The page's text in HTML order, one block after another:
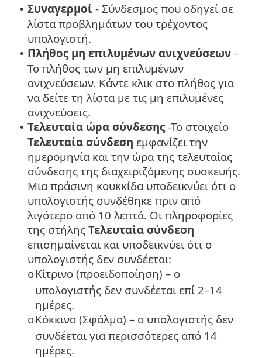
• Συναγερμοί - Σύνδεσμος που οδηγεί σε
λίστα προβλημάτων του τρέχοντος
υπολογιστή.
• Πλήθος μη επιλυμένων ανιχνεύσεων -
Το πλήθος των μη επιλυμένων
ανιχνεύσεων. Κάντε κλικ στο πλήθος για
να δείτε τη λίστα με τις μη επιλυμένες
ανιχνεύσεις.
• Τελευταία ώρα σύνδεσης -Το στοιχείο
Τελευταία σύνδεση εμφανίζει την
ημερομηνία και την ώρα της τελευταίας
σύνδεσης της διαχειριζόμενης συσκευής.
Μια πράσινη κουκκίδα υποδεικνύει ότι ο
υπολογιστής συνδέθηκε πριν από
λιγότερο από 10 λεπτά. Οι πληροφορίες
της στήλης Τελευταία σύνδεση
επισημαίνεται και υποδεικνύει ότι ο
υπολογιστής δεν συνδέεται:
oΚίτρινο (προειδοποίηση) – ο
υπολογιστής δεν συνδέεται επί 2–14
ημέρες.
oΚόκκινο (Σφάλμα) – ο υπολογιστής δεν
συνδέεται για περισσότερες από 14
ημέρες.